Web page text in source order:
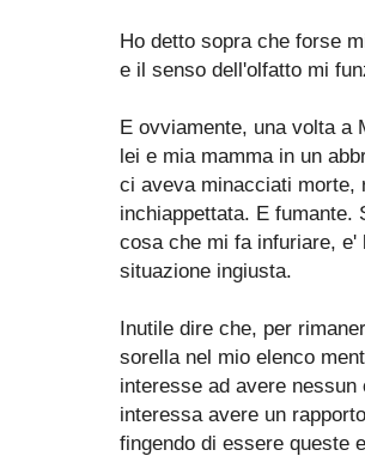
Ho detto sopra che forse
e il senso dell'olfatto mi
E ovviamente, una volta a
lei e mia mamma in un
ci aveva minacciati morte,
inchiappettata. E fumante.
cosa che mi fa infuriare,
situazione ingiusta.
Inutile dire che, per
sorella nel mio elenco
interesse ad avere
interessa avere un
fingendo di essere queste